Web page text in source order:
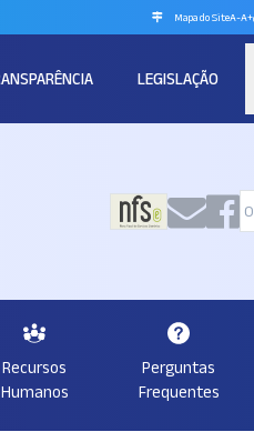
Mapa do SiteA-A+
LEGISLAÇÃO
Recursos
Humanos
Perguntas
Frequentes